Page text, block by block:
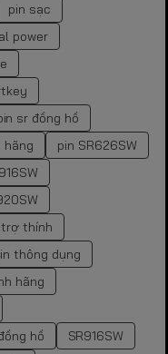
pin sạc
power
sr đồng hồ
hãng
pin SR626SW
thính
thông dụng
hãng
hồ
SR916SW